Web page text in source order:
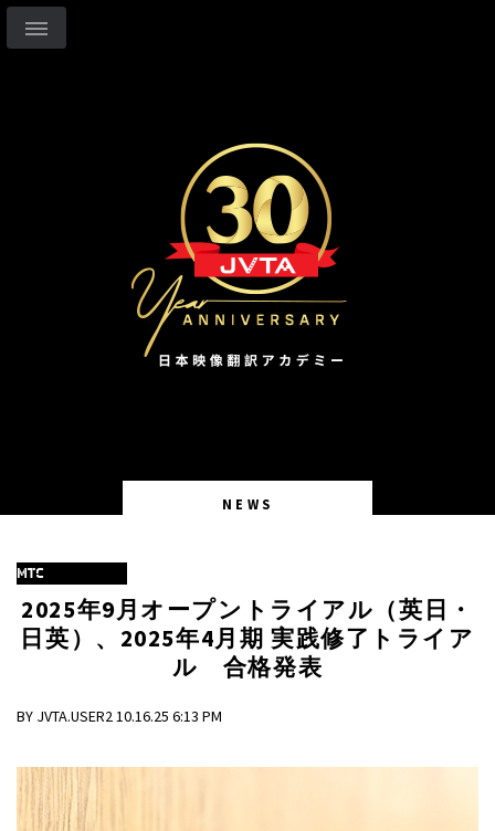
NEWS
MTC
2025年9月オープントライアル（英日・
日英）、2025年4月期 実践修了トライア
ル 合格発表
BY JVTA.USER2 10.16.25 6:13 PM